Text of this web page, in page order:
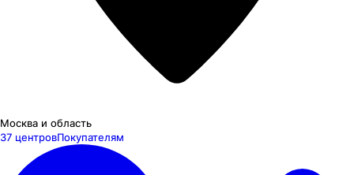
Москва и область
37 центровПокупателям